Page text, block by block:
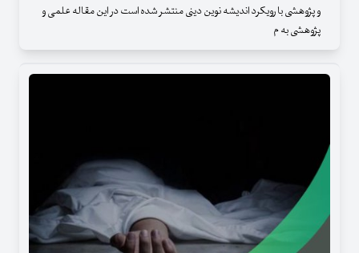
و پژوهشی با رویکرد اندیشه نوین دینی منتشر شده است در این مقاله علمی و
پژوهشی به م